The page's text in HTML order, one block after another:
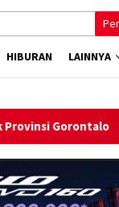
HIBURAN LAINNYA
Nyalakan Listrik